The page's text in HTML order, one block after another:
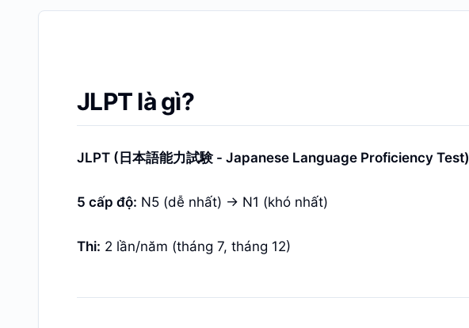
JLPT là gì?
JLPT (日本語能力試験 - Japanese Language Proficiency Test)
5 cấp độ: N5 (dễ nhất) → N1 (khó nhất)
Thi: 2 lần/năm (tháng 7, tháng 12)